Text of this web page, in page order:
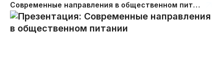
Современные направления в общественном питании